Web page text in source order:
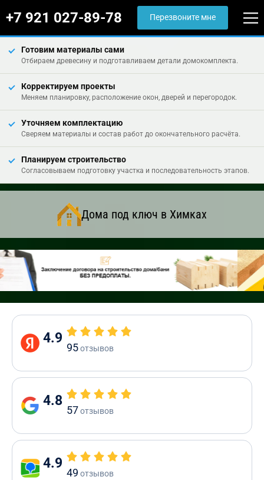
+7 921 027-89-78 Перезвоните мне
Готовим материалы сами
Отбираем древесину и подготавливаем детали домокомплекта.
Корректируем проекты
Меняем планировку, расположение окон, дверей и перегородок.
Уточняем комплектацию
Сверяем материалы и состав работ до окончательного расчёта.
Планируем строительство
Согласовываем подготовку участка и последовательность этапов.
Дома под ключ в Химках
4.9
95отзывов
4.8
57отзывов
4.9
49 отзывов